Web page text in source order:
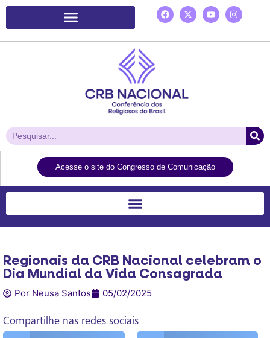
Acesse o site do Congresso de Comunicação
Regionais da CRB Nacional celebram o
Dia Mundial da Vida Consagrada
Por Neusa Santos 05/02/2025
Compartilhe nas redes sociais